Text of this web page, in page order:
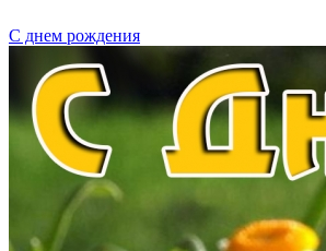
С днем рождения